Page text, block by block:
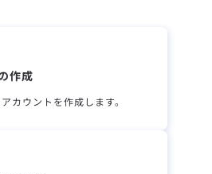
作成
カウントを作成します。